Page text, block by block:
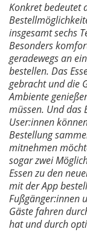
Konkret bedeutet
insgesamt sechs
Besonders
geradewegs an
bestellen. Das
gebracht und die
Ambiente
müssen. Und das
User:innen
Bestellung
mitnehmen
sogar zwei
Essen zu den
mit der App
Fußgänger:innen
Gäste fahren
hat und durch